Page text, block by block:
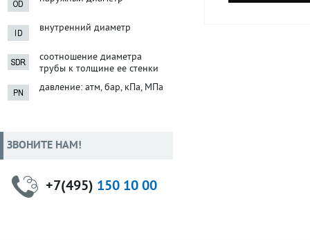
внутренний диаметр
соотношение диаметра
трубы к толщине ее стенки
давление: атм, бар, кПа, МПа
ЗВОНИТЕ НАМ!
+7(495) 150 10 00